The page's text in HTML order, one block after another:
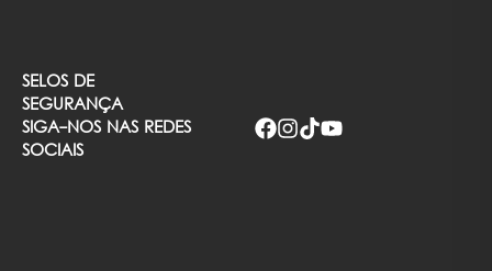
SELOS DE
SEGURANÇA
SIGA-NOS NAS REDES
SOCIAIS